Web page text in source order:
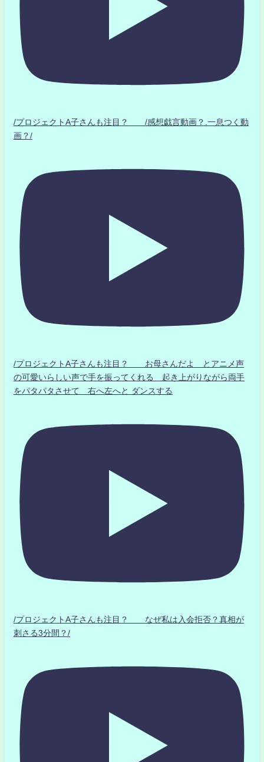
/プロジェクトA子さんも注目？ /感想戯言動画？.一息つく動
画？/
/プロジェクトA子さんも注目？ お母さんだよ とアニメ声
の可愛いらしい声で手を振ってくれる 起き上がりながら両手
をパタパタさせて 右へ左へと ダンスする
/プロジェクトA子さんも注目？ なぜ私は入会拒否？真相が
刺さる3分間？/